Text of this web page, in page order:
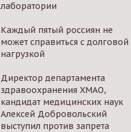
лаборатории
Каждый пятый россиян не
может справиться с долговой
нагрузкой
Директор департамента
здравоохранения ХМАО,
кандидат медицинских наук
Алексей Добровольский
выступил против запрета